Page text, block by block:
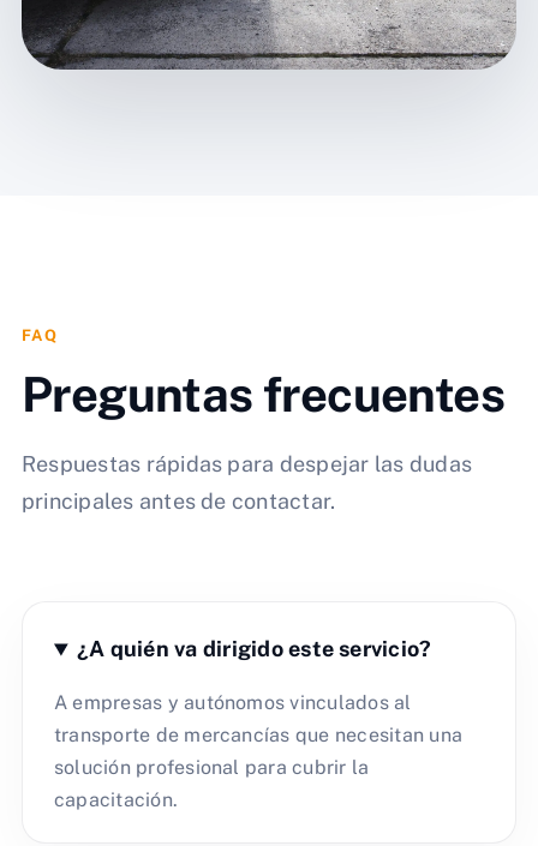
FAQ
Preguntas frecuentes
Respuestas rápidas para despejar las dudas
principales antes de contactar.
¿A quién va dirigido este servicio?
A empresas y autónomos vinculados al
transporte de mercancías que necesitan una
solución profesional para cubrir la
capacitación.